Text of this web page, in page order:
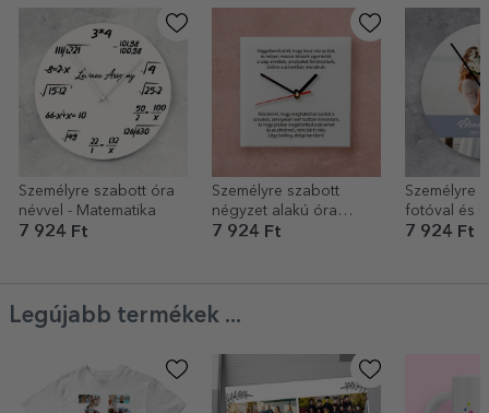
Személyre szabott óra
névvel - Matematika
7 924 Ft
Személyre szabott
négyzet alakú óra
üzenettel
7 924 Ft
Személyre
fotóval és
7 924 Ft
Legújabb termékek ...